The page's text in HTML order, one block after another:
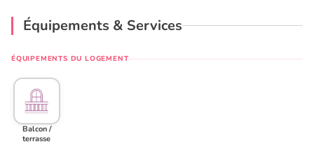
Équipements & Services
ÉQUIPEMENTS DU LOGEMENT
Balcon /
terrasse